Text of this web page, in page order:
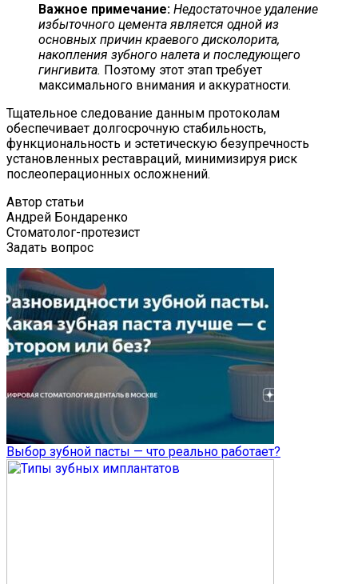
Важное примечание: Недостаточное удаление
избыточного цемента является одной из
основных причин краевого дисколорита,
накопления зубного налета и последующего
гингивита. Поэтому этот этап требует
максимального внимания и аккуратности.
Тщательное следование данным протоколам
обеспечивает долгосрочную стабильность,
функциональность и эстетическую безупречность
установленных реставраций, минимизируя риск
послеоперационных осложнений.
Автор статьи
Андрей Бондаренко
Стоматолог-протезист
Задать вопрос
Выбор зубной пасты — что реально работает?